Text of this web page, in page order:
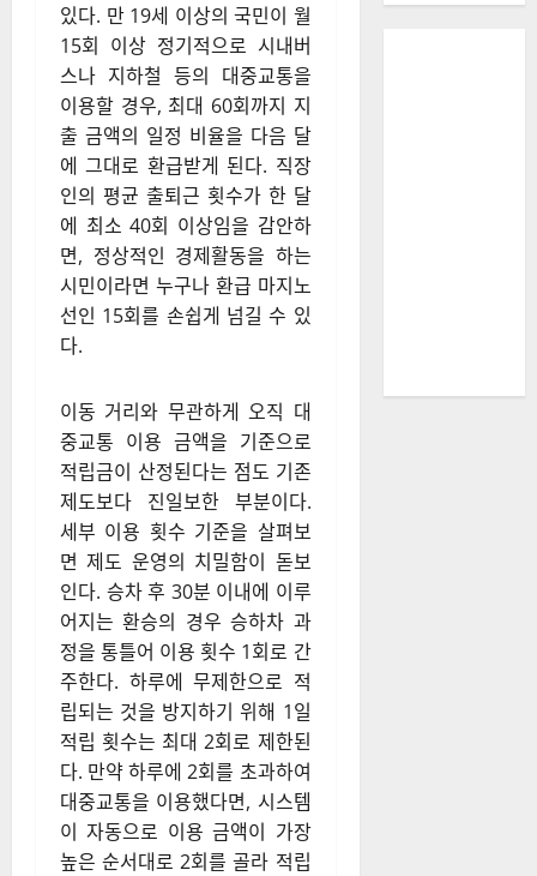
있다. 만 19세 이상의 국민이 월
15회 이상 정기적으로 시내버
스나 지하철 등의 대중교통을
이용할 경우, 최대 60회까지 지
출 금액의 일정 비율을 다음 달
에 그대로 환급받게 된다. 직장
인의 평균 출퇴근 횟수가 한 달
에 최소 40회 이상임을 감안하
면, 정상적인 경제활동을 하는
시민이라면 누구나 환급 마지노
선인 15회를 손쉽게 넘길 수 있
다.
이동 거리와 무관하게 오직 대
중교통 이용 금액을 기준으로
적립금이 산정된다는 점도 기존
제도보다 진일보한 부분이다.
세부 이용 횟수 기준을 살펴보
면 제도 운영의 치밀함이 돋보
인다. 승차 후 30분 이내에 이루
어지는 환승의 경우 승하차 과
정을 통틀어 이용 횟수 1회로 간
주한다. 하루에 무제한으로 적
립되는 것을 방지하기 위해 1일
적립 횟수는 최대 2회로 제한된
다. 만약 하루에 2회를 초과하여
대중교통을 이용했다면, 시스템
이 자동으로 이용 금액이 가장
높은 순서대로 2회를 골라 적립